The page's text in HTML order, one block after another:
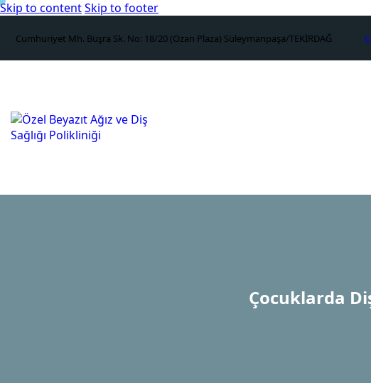
Skip to contentSkip to footer
Cumhuriyet Mh. Büşra Sk. No: 18/20 (Ozan Plaza) Süleymanpaşa/TEKİRDAĞ
Çocuklarda